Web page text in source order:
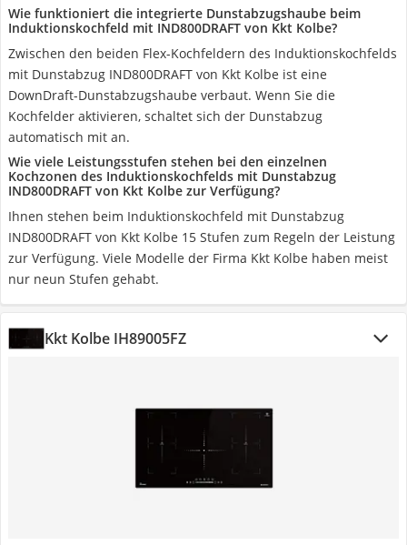
Wie funktioniert die integrierte Dunstabzugshaube beim
Induktionskochfeld mit IND800DRAFT von Kkt Kolbe?
Zwischen den beiden Flex-Kochfeldern des Induktionskochfelds
mit Dunstabzug IND800DRAFT von Kkt Kolbe ist eine
DownDraft-Dunstabzugshaube verbaut. Wenn Sie die
Kochfelder aktivieren, schaltet sich der Dunstabzug
automatisch mit an.
Wie viele Leistungsstufen stehen bei den einzelnen
Kochzonen des Induktionskochfelds mit Dunstabzug
IND800DRAFT von Kkt Kolbe zur Verfügung?
Ihnen stehen beim Induktionskochfeld mit Dunstabzug
IND800DRAFT von Kkt Kolbe 15 Stufen zum Regeln der Leistung
zur Verfügung. Viele Modelle der Firma Kkt Kolbe haben meist
nur neun Stufen gehabt.
Kkt Kolbe IH89005FZ